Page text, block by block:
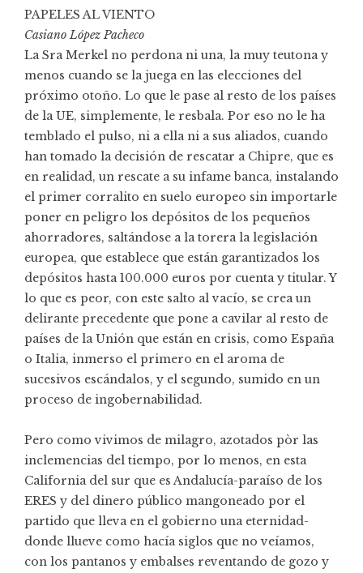
PAPELES AL VIENTO
Casiano López Pacheco
La Sra Merkel no perdona ni una, la muy teutona y
menos cuando se la juega en las elecciones del
próximo otoño. Lo que le pase al resto de los países
de la UE, simplemente, le resbala. Por eso no le ha
temblado el pulso, ni a ella ni a sus aliados, cuando
han tomado la decisión de rescatar a Chipre, que es
en realidad, un rescate a su infame banca, instalando
el primer corralito en suelo europeo sin importarle
poner en peligro los depósitos de los pequeños
ahorradores, saltándose a la torera la legislación
europea, que establece que están garantizados los
depósitos hasta 100.000 euros por cuenta y titular. Y
lo que es peor, con este salto al vacío, se crea un
delirante precedente que pone a cavilar al resto de
países de la Unión que están en crisis, como España
o Italia, inmerso el primero en el aroma de
sucesivos escándalos, y el segundo, sumido en un
proceso de ingobernabilidad.
Pero como vivimos de milagro, azotados pòr las
inclemencias del tiempo, por lo menos, en esta
California del sur que es Andalucía-paraíso de los
ERES y del dinero público mangoneado por el
partido que lleva en el gobierno una eternidad-
donde llueve como hacía siglos que no veíamos,
con los pantanos y embalses reventando de gozo y